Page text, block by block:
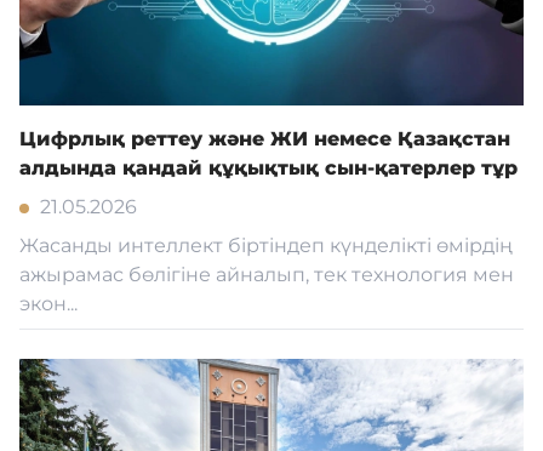
Цифрлық реттеу және ЖИ немесе Қазақстан
алдында қандай құқықтық сын-қатерлер тұр
21.05.2026
Жасанды интеллект біртіндеп күнделікті өмірдің
ажырамас бөлігіне айналып, тек технология мен
экон...